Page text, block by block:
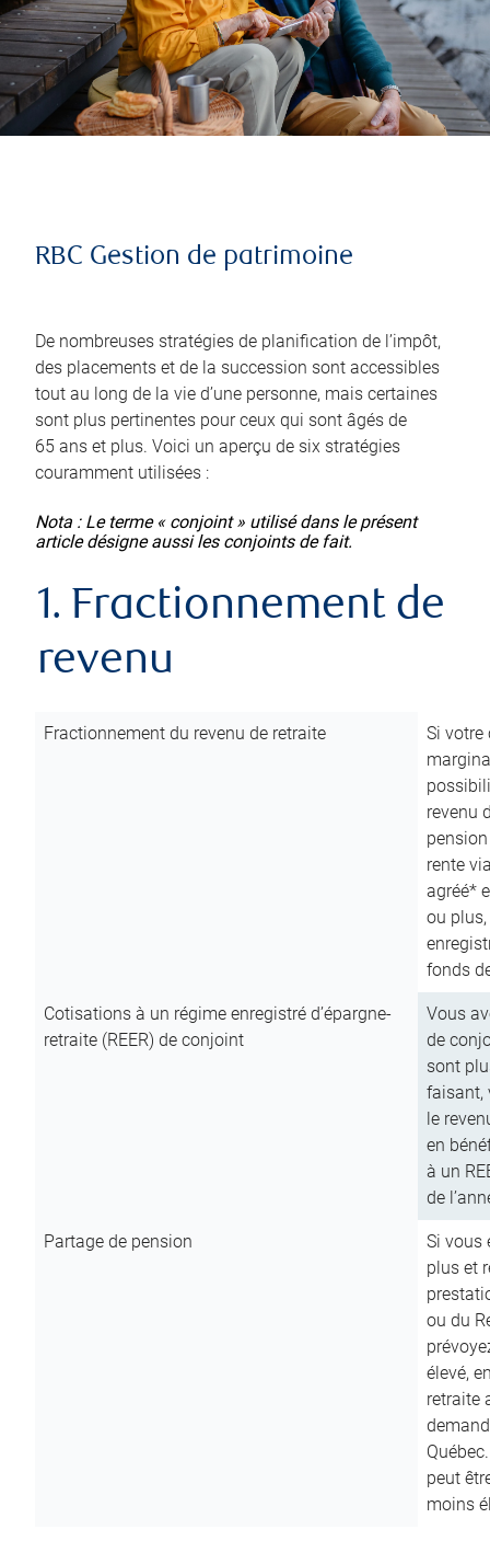
RBC Gestion de patrimoine
De nombreuses stratégies de planification de l’impôt,
des placements et de la succession sont accessibles
tout au long de la vie d’une personne, mais certaines
sont plus pertinentes pour ceux qui sont âgés de
65 ans et plus. Voici un aperçu de six stratégies
couramment utilisées :
Nota : Le terme « conjoint » utilisé dans le présent
article désigne aussi les conjoints de fait.
1. Fractionnement de
revenu
Fractionnement du revenu de retraite
Si votre
revenu
rente
agréé*
ou
fonds
Cotisations à un régime enregistré d’épargne-
retraite (REER) de conjoint
Vous
de
sont
faisant,
le
en
à un
de
Partage de pension
Si vous
plus et
ou du
élevé,
retraite
peut
moins